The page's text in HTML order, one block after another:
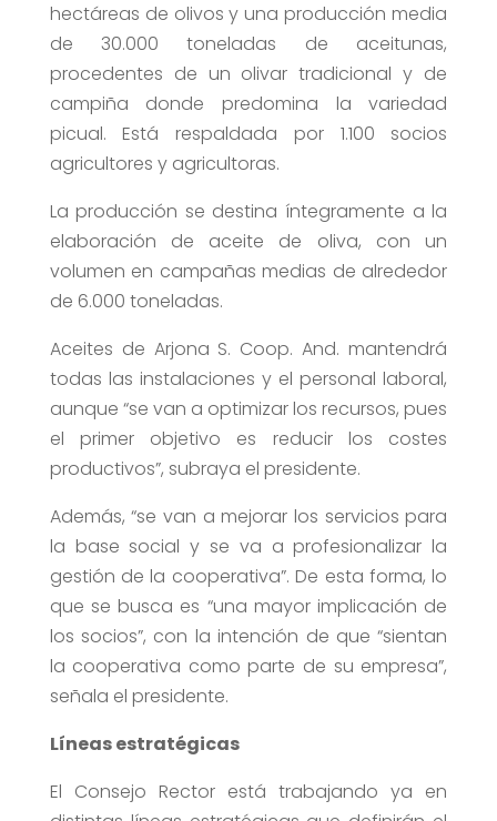
hectáreas de olivos y una producción media
de 30.000 toneladas de aceitunas,
procedentes de un olivar tradicional y de
campiña donde predomina la variedad
picual. Está respaldada por 1.100 socios
agricultores y agricultoras.
La producción se destina íntegramente a la
elaboración de aceite de oliva, con un
volumen en campañas medias de alrededor
de 6.000 toneladas.
Aceites de Arjona S. Coop. And. mantendrá
todas las instalaciones y el personal laboral,
aunque “se van a optimizar los recursos, pues
el primer objetivo es reducir los costes
productivos”, subraya el presidente.
Además, “se van a mejorar los servicios para
la base social y se va a profesionalizar la
gestión de la cooperativa”. De esta forma, lo
que se busca es “una mayor implicación de
los socios”, con la intención de que “sientan
la cooperativa como parte de su empresa”,
señala el presidente.
Líneas estratégicas
El Consejo Rector está trabajando ya en